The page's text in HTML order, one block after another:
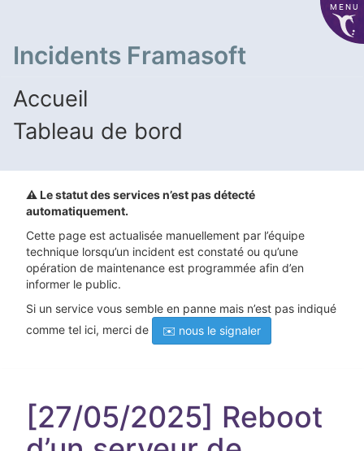
MENU
Incidents Framasoft
Accueil
Tableau de bord
⚠️ Le statut des services n’est pas détecté
automatiquement.
Cette page est actualisée manuellement par l’équipe
technique lorsqu’un incident est constaté ou qu’une
opération de maintenance est programmée afin d’en
informer le public.
Si un service vous semble en panne mais n’est pas indiqué
comme tel ici, merci de
✉️ nous le signaler
[27/05/2025] Reboot